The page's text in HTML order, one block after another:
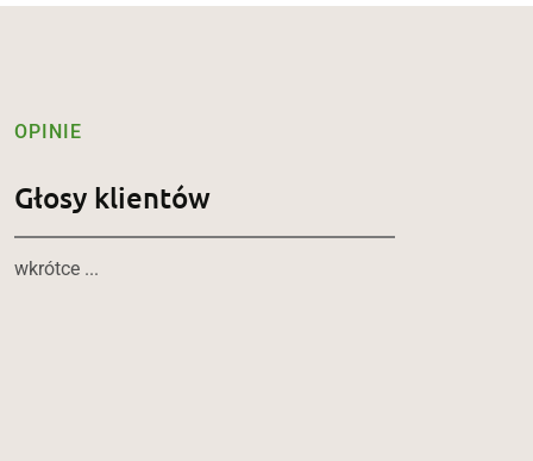
OPINIE
Głosy klientów
wkrótce ...